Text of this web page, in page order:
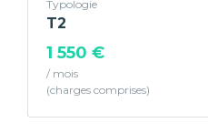
Typologie
T2
1 550 €
/ mois